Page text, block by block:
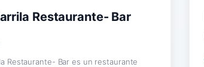
Restaurante- Bar
Restaurante- Bar es un restaurante